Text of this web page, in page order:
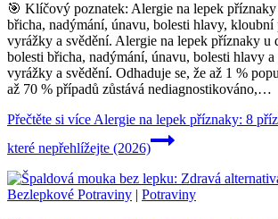
🎯 Klíčový poznatek: Alergie na lepek
břicha, nadýmání, únavu, bolesti hlavy, kloubní
vyrážky a svědění. Alergie na lepek příznaky u
bolesti břicha, nadýmání, únavu, bolesti hlavy
vyrážky a svědění. Odhaduje se, že až 1 %
až 70 % případů zůstává nediagnostikováno,…
Přečtěte si více Alergie na lepek příznaky: 8
které nepřehlížejte (2026)
Bezlepkové Potraviny | Potraviny